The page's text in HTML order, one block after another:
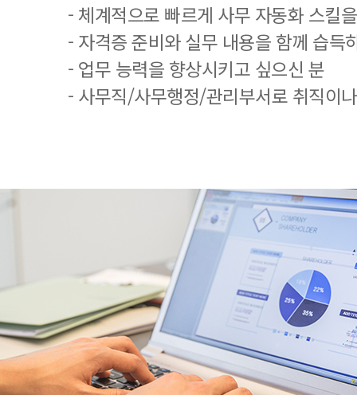
- 체계적으로 빠르게 사무 자동화 스킬
- 자격증 준비와 실무 내용을 함께 습득
- 업무 능력을 향상시키고 싶으신 분
- 사무직/사무행정/관리부서로 취직이